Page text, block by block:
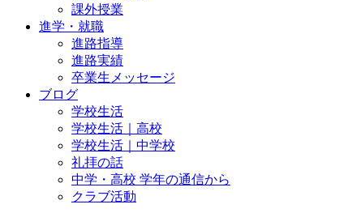
課外授業
進学・就職
進路指導
進路実績
卒業生メッセージ
ブログ
学校生活
学校生活｜高校
学校生活｜中学校
礼拝の話
中学・高校 学年の通信から
クラブ活動